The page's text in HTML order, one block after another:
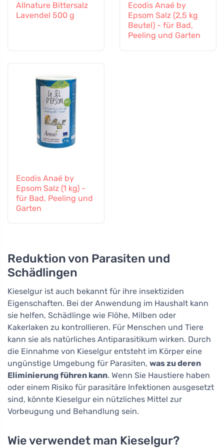
Allnature Bittersalz
Lavendel 500 g
Ecodis Anaé by
Epsom Salz (2,5 kg
Beutel) - für Bad,
Peeling und Garten
Ecodis Anaé by
Epsom Salz (1 kg) -
für Bad, Peeling und
Garten
Reduktion von Parasiten und
Schädlingen
Kieselgur ist auch bekannt für ihre insektiziden
Eigenschaften. Bei der Anwendung im Haushalt kann
sie helfen, Schädlinge wie Flöhe, Milben oder
Kakerlaken zu kontrollieren. Für Menschen und Tiere
kann sie als natürliches Antiparasitikum wirken. Durch
die Einnahme von Kieselgur entsteht im Körper eine
ungünstige Umgebung für Parasiten, was zu deren
Eliminierung führen kann. Wenn Sie Haustiere haben
oder einem Risiko für parasitäre Infektionen ausgesetzt
sind, könnte Kieselgur ein nützliches Mittel zur
Vorbeugung und Behandlung sein.
Wie verwendet man Kieselgur?